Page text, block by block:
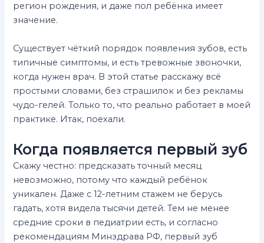
регион рождения, и даже пол ребёнка имеет
значение.
Существует чёткий порядок появления зубов, есть
типичные симптомы, и есть тревожные звоночки,
когда нужен врач. В этой статье расскажу всё
простыми словами, без страшилок и без рекламы
чудо-гелей. Только то, что реально работает в моей
практике. Итак, поехали.
Когда появляется первый зуб
Скажу честно: предсказать точный месяц
невозможно, потому что каждый ребёнок
уникален. Даже с 12-летним стажем не берусь
гадать, хотя видела тысячи детей. Тем не менее
средние сроки в педиатрии есть, и согласно
рекомендациям Минздрава РФ, первый зуб